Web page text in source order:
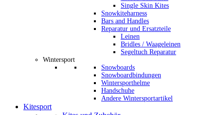
Single Skin Kites
Snowkiteharness
Bars and Handles
Reparatur und Ersatzteile
Leinen
Bridles / Waageleinen
Segeltuch Reparatur
Wintersport
Snowboards
Snowboardbindungen
Wintersporthelme
Handschuhe
Andere Wintersportartikel
Kitesport